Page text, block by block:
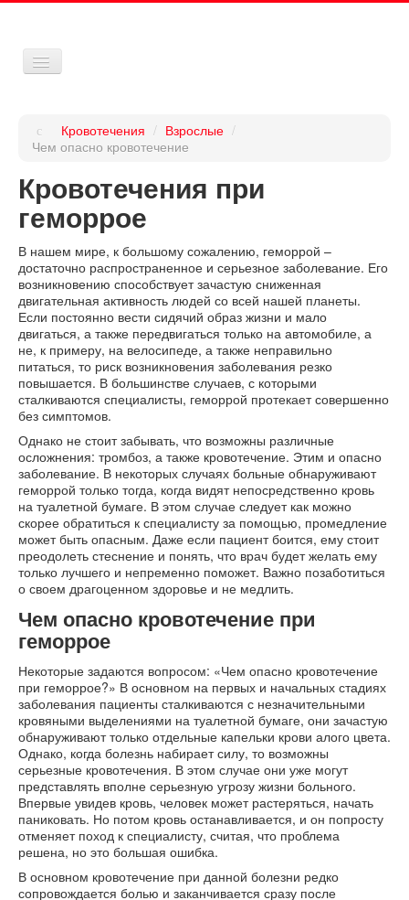
Кровотечения:
Дети
Взрослые
Препараты
Средства
Карта
Кровотечения / Взрослые /
Чем опасно кровотечение
Кровотечения при
геморрое
В нашем мире, к большому сожалению, геморрой –
достаточно распространенное и серьезное заболевание. Его
возникновению способствует зачастую сниженная
двигательная активность людей со всей нашей планеты.
Если постоянно вести сидячий образ жизни и мало
двигаться, а также передвигаться только на автомобиле, а
не, к примеру, на велосипеде, а также неправильно
питаться, то риск возникновения заболевания резко
повышается. В большинстве случаев, с которыми
сталкиваются специалисты, геморрой протекает совершенно
без симптомов.
Однако не стоит забывать, что возможны различные
осложнения: тромбоз, а также кровотечение. Этим и опасно
заболевание. В некоторых случаях больные обнаруживают
геморрой только тогда, когда видят непосредственно кровь
на туалетной бумаге. В этом случае следует как можно
скорее обратиться к специалисту за помощью, промедление
может быть опасным. Даже если пациент боится, ему стоит
преодолеть стеснение и понять, что врач будет желать ему
только лучшего и непременно поможет. Важно позаботиться
о своем драгоценном здоровье и не медлить.
Чем опасно кровотечение при
геморрое
Некоторые задаются вопросом: «Чем опасно кровотечение
при геморрое?» В основном на первых и начальных стадиях
заболевания пациенты сталкиваются с незначительными
кровяными выделениями на туалетной бумаге, они зачастую
обнаруживают только отдельные капельки крови алого цвета.
Однако, когда болезнь набирает силу, то возможны
серьезные кровотечения. В этом случае они уже могут
представлять вполне серьезную угрозу жизни больного.
Впервые увидев кровь, человек может растеряться, начать
паниковать. Но потом кровь останавливается, и он попросту
отменяет поход к специалисту, считая, что проблема
решена, но это большая ошибка.
В основном кровотечение при данной болезни редко
сопровождается болью и заканчивается сразу после